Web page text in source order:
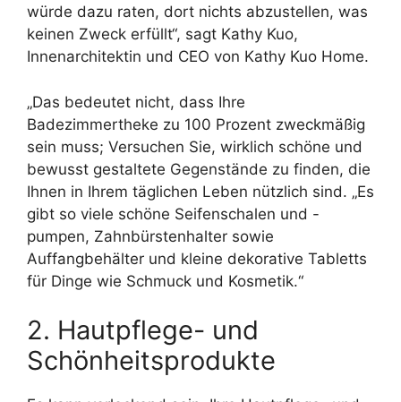
würde dazu raten, dort nichts abzustellen, was
keinen Zweck erfüllt“, sagt Kathy Kuo,
Innenarchitektin und CEO von Kathy Kuo Home.
„Das bedeutet nicht, dass Ihre
Badezimmertheke zu 100 Prozent zweckmäßig
sein muss; Versuchen Sie, wirklich schöne und
bewusst gestaltete Gegenstände zu finden, die
Ihnen in Ihrem täglichen Leben nützlich sind. „Es
gibt so viele schöne Seifenschalen und -
pumpen, Zahnbürstenhalter sowie
Auffangbehälter und kleine dekorative Tabletts
für Dinge wie Schmuck und Kosmetik.“
2. Hautpflege- und
Schönheitsprodukte